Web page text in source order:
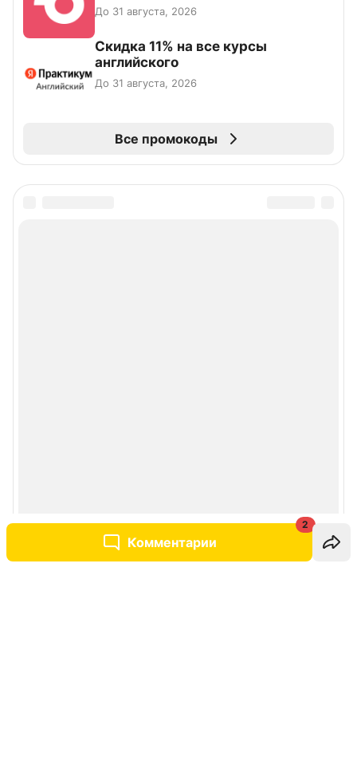
Комментарии
2
До 31 августа, 2026
Скидка 11% на все курсы
английского
До 31 августа, 2026
Все промокоды